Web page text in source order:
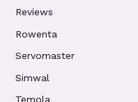
Reviews
Rowenta
Servomaster
Simwal
Temola